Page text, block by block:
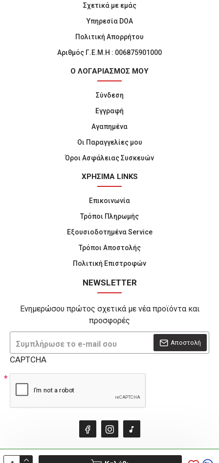
Σχετικά με εμάς
Υπηρεσία DOA
Πολιτική Απορρήτου
Αριθμός Γ.Ε.Μ.Η : 006875901000
Ο ΛΟΓΑΡΙΑΣΜΟΣ ΜΟΥ
Σύνδεση
Εγγραφή
Αγαπημένα
Οι Παραγγελίες μου
Όροι Ασφάλειας Συσκευών
ΧΡΗΣΙΜΑ LINKS
Επικοινωνία
Τρόποι Πληρωμής
Εξουσιοδοτημένα Service
Τρόποι Αποστολής
Πολιτική Επιστροφών
NEWSLETTER
Ενημερώσου πρώτος σχετικά με νέα προϊόντα και
προσφορές
Αποστολή
CAPTCHA